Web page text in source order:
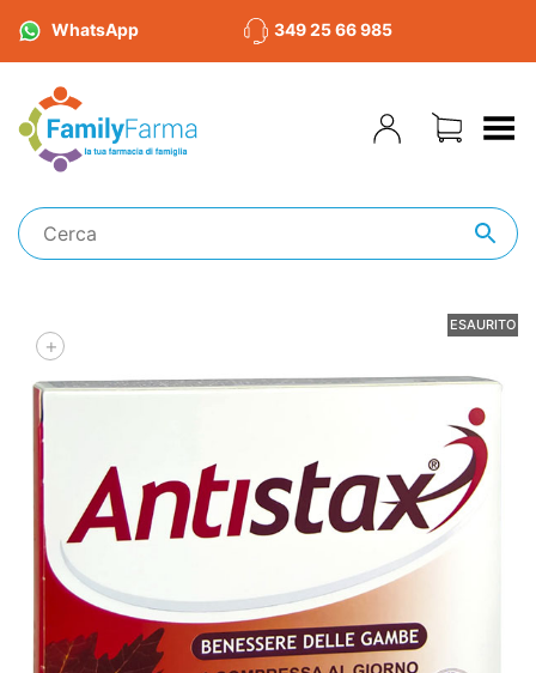
WhatsApp 349 25 66 985
Toggle Menu
ESAURITO
+